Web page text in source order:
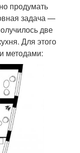
продумать
задача —
две
Для этого
методами: